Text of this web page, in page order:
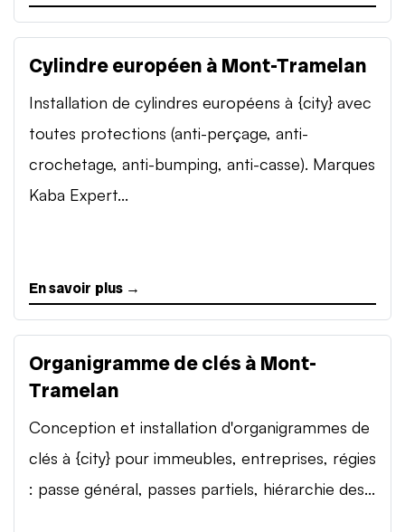
Cylindre européen à Mont-Tramelan
Installation de cylindres européens à {city} avec
toutes protections (anti-perçage, anti-
crochetage, anti-bumping, anti-casse). Marques
Kaba Expert...
En savoir plus →
Organigramme de clés à Mont-
Tramelan
Conception et installation d'organigrammes de
clés à {city} pour immeubles, entreprises, régies
: passe général, passes partiels, hiérarchie des...